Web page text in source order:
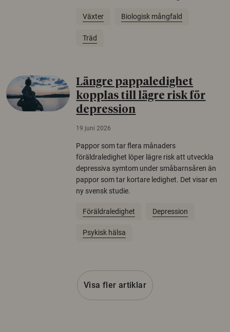
Växter Biologisk mångfald
Träd
Längre pappaledighet
kopplas till lägre risk för
depression
19 juni 2026
Pappor som tar flera månaders
föräldraledighet löper lägre risk att utveckla
depressiva symtom under småbarnsåren än
pappor som tar kortare ledighet. Det visar en
ny svensk studie.
Föräldraledighet Depression
Psykisk hälsa
Visa fler artiklar